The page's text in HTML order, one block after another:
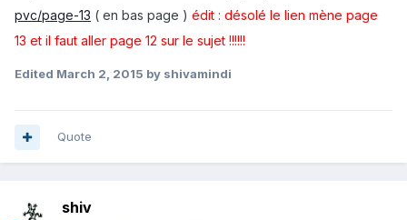
pvc/page-13 ( en bas page ) édit : désolé le lien mène page
13 et il faut aller page 12 sur le sujet !!!!!!
Edited March 2, 2015 by shivamindi
Quote
shiv